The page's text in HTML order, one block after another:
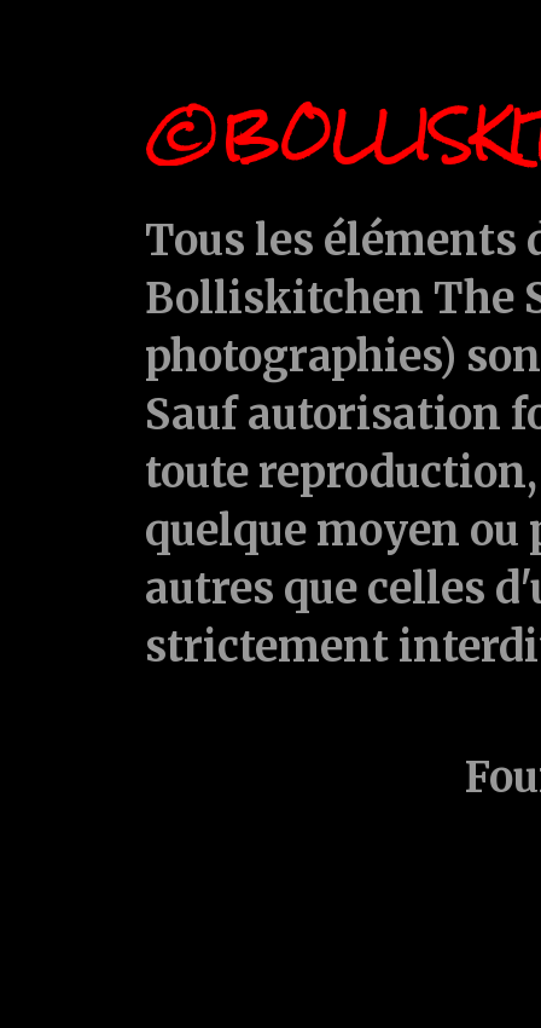
Tous les
Bolliskitchen The
photographies)
Sauf autorisation
toute
quelque moyen ou
autres que celles
strictement